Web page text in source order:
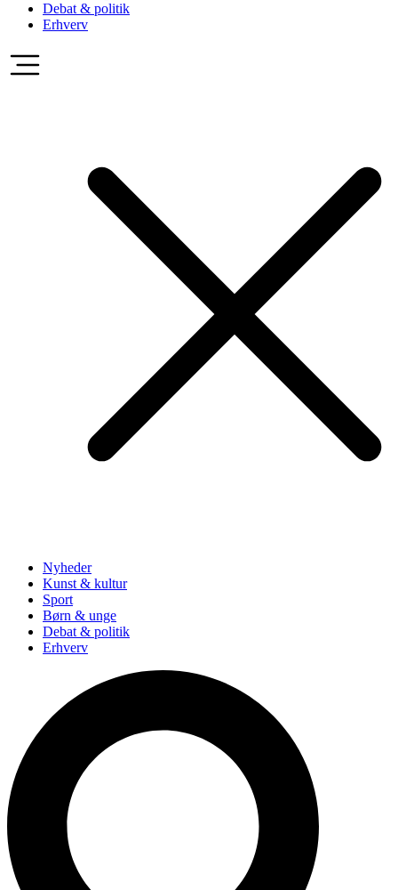
Debat & politik
Erhverv
Nyheder
Kunst & kultur
Sport
Børn & unge
Debat & politik
Erhverv